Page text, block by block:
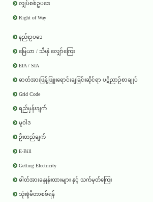
လျှပ်စစ်ဥပဒေ
Right of Way
နည်းဥပဒေ
မြေယာ / သီးနှံ လျှော်ကြေး
EIA / SIA
ဓာတ်အားဖြန့်ဖြူးရောင်းချခြင်းဆိုင်ရာ ပဋိညာဉ်စာချုပ်
Grid Code
ရည်မှန်းချက်
မူဝါဒ
ဦးတည်ချက်
E-Bill
Getting Electricity
ဓါတ်အားခနှုန်းထားများ နှင့် သက်မှတ်ကြေး
သုံးစွဲမီတာစစ်ရန်